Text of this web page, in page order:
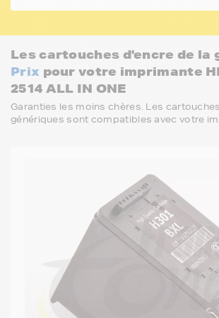
Les cartouches d'encre de la
Prix pour votre imprimante
2514 ALL IN ONE
Garanties les moins chères. Les
génériques sont compatibles avec votre